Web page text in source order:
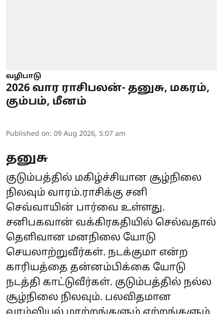
வழிபாடு
2026 வார ராசிபலன்- தனுசு, மகரம்,
கும்பம், மீனம்
Published on: 09 Aug 2026, 5:07 am
தனுசு
குடும்பத்தில் மகிழ்ச்சியான சூழ்நிலை
நிலவும் வாரம்.ராசிக்கு சனி
செவ்வாயின் பார்வை உள்ளது.
சனிபகவான் வக்கிரகதியில் செல்வதால்
தெளிவான மனநிலை யோடு
செயலாற்றுவீர்கள். நடக்குமா என்ற
காரியத்தை தன்னம்பிக்கை யோடு
நடத்தி காட்டுவீர்கள். குடும்பத்தில் நல்ல
சூழ்நிலை நிலவும். பலவிதமான